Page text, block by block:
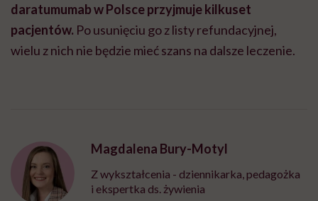
daratumumab w Polsce przyjmuje kilkuset
pacjentów. Po usunięciu go z listy refundacyjnej,
wielu z nich nie będzie mieć szans na dalsze leczenie.
Magdalena Bury-Motyl
Z wykształcenia - dziennikarka, pedagożka
i ekspertka ds. żywienia